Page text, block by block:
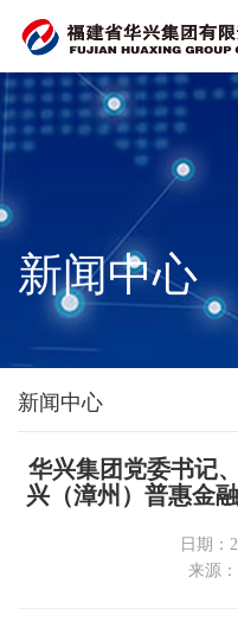
新闻中心
新闻中心
华兴集团党委书记
兴（漳州）普惠金
日期：
来源